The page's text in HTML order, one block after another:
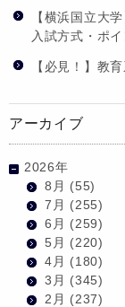
【横浜国立大
入試方式・ポ
【必見！】教
アーカイブ
2026年
8月 (55)
7月 (255)
6月 (259)
5月 (220)
4月 (180)
3月 (345)
2月 (237)